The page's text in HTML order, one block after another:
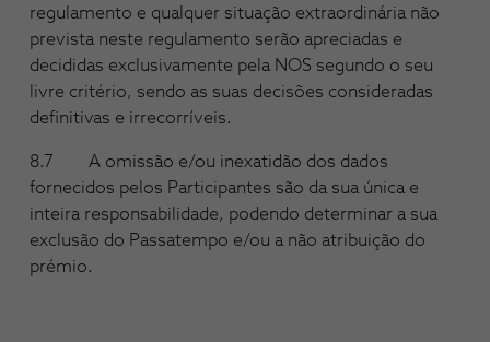
regulamento e qualquer situação extraordinária não
prevista neste regulamento serão apreciadas e
decididas exclusivamente pela NOS segundo o seu
livre critério, sendo as suas decisões consideradas
definitivas e irrecorríveis.
8.7 A omissão e/ou inexatidão dos dados
fornecidos pelos Participantes são da sua única e
inteira responsabilidade, podendo determinar a sua
exclusão do Passatempo e/ou a não atribuição do
prémio.